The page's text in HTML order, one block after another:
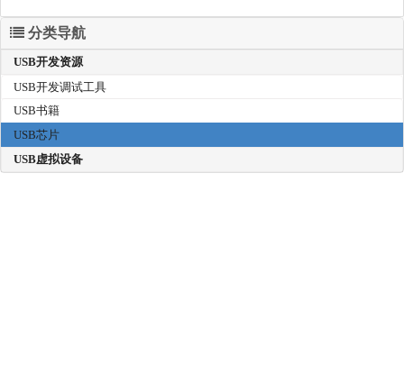
分类导航
USB开发资源
USB开发调试工具
USB书籍
USB芯片
USB虚拟设备